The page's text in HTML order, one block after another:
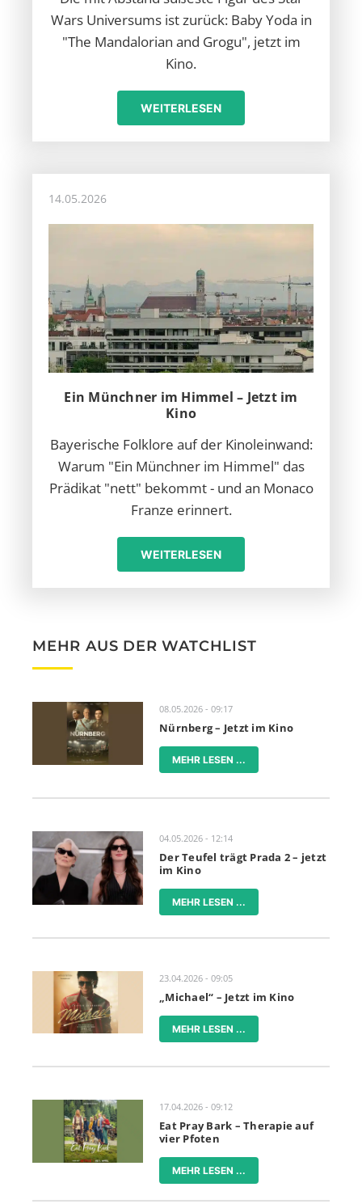
Wars Universums ist zurück: Baby Yoda in
"The Mandalorian and Grogu", jetzt im
Kino.
WEITERLESEN
14.05.2026
Ein Münchner im Himmel – Jetzt im
Kino
Bayerische Folklore auf der Kinoleinwand:
Warum "Ein Münchner im Himmel" das
Prädikat "nett" bekommt - und an Monaco
Franze erinnert.
WEITERLESEN
MEHR AUS DER WATCHLIST
08.05.2026 - 09:17
Nürnberg – Jetzt im Kino
MEHR LESEN ...
04.05.2026 - 12:14
Der Teufel trägt Prada 2 – jetzt
im Kino
MEHR LESEN ...
23.04.2026 - 09:05
„Michael“ – Jetzt im Kino
MEHR LESEN ...
17.04.2026 - 09:12
Eat Pray Bark – Therapie auf
vier Pfoten
MEHR LESEN ...